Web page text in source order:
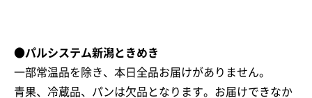
●パルシステム新潟ときめき
一部常温品を除き、本日全品お届けがありません。
青果、冷蔵品、パンは欠品となります。お届けできなか